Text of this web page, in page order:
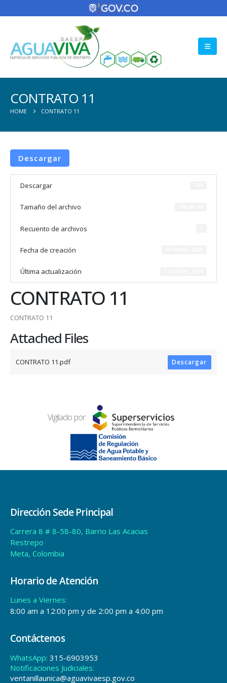
CONTRATO 11
HOME CONTRATO 11
Descargar
Descargar
Tamaño del archivo
Recuento de archivos
Fecha de creación
Última actualización
CONTRATO 11
CONTRATO 11
Attached Files
CONTRATO 11.pdf Descargar
Vigilado por:
Dirección Sede Principal
Carrera 8 # 8-58-80, Barrio Las Acacias
Restrepo
Meta, Colombia
Horario de Atención
Lunes a Viernes:
8:00 am a 12:00 pm y de 2:00 pm a 4:00 pm
Contáctenos
WhatsApp: 315-6903953
Notificaciones Judiciales:
ventanillaunica@aguavivaesp.gov.co